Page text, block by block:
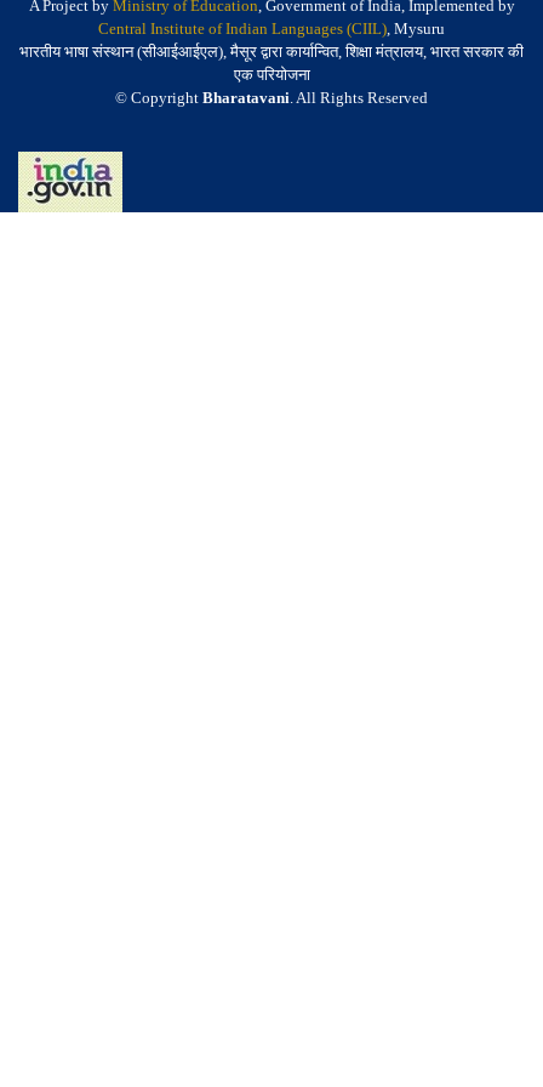
A Project by Ministry of Education, Government of India, Implemented by
Central Institute of Indian Languages (CIIL), Mysuru
भारतीय भाषा संस्थान (सीआईआईएल), मैसूर द्वारा कार्यान्वित, शिक्षा मंत्रालय, भारत सरकार की
एक परियोजना
© Copyright Bharatavani. All Rights Reserved